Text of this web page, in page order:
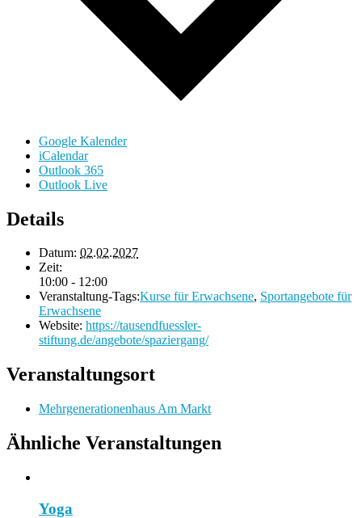
Google Kalender
iCalendar
Outlook 365
Outlook Live
Details
Datum: 02.02.2027
Zeit:
10:00 - 12:00
Veranstaltung-Tags:Kurse für Erwachsene, Sportangebote für
Erwachsene
Website: https://tausendfuessler-
stiftung.de/angebote/spaziergang/
Veranstaltungsort
Mehrgenerationenhaus Am Markt
Ähnliche Veranstaltungen
Yoga